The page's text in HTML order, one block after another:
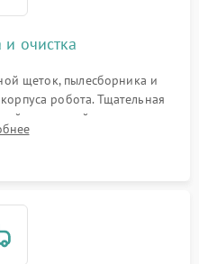
и очистка
щеток, пылесборника и
робота. Тщательная
шестерней и плат от
и шерсти животных с